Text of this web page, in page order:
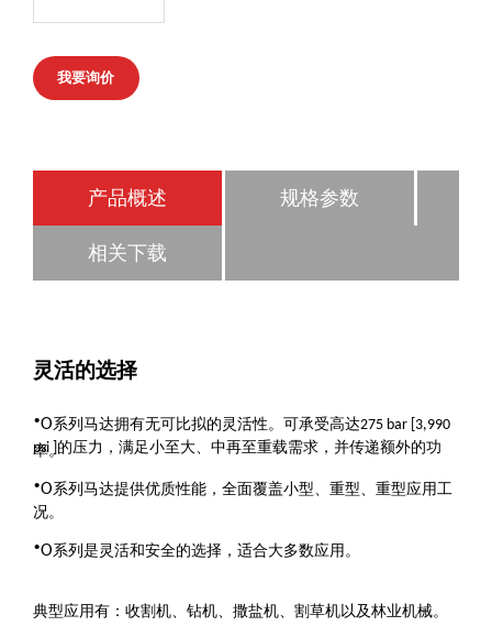
我要询价
产品概述 规格参数
相关下载
灵活的选择
·O系列马达拥有无可比拟的灵活性。可承受高达275 bar [3,990
psi ] 的压力，满足小至大、中再至重载需求，并传递额外的功
率。
·O系列马达提供优质性能，全面覆盖小型、重型、重型应用工
况。
·O系列是灵活和安全的选择，适合大多数应用。
典型应用有：收割机、钻机、撒盐机、割草机以及林业机械。